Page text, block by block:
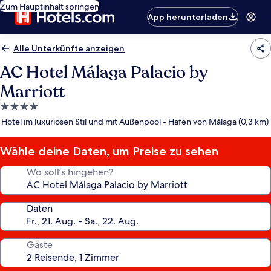
Zum Hauptinhalt springen
App herunterladen
Alle Unterkünfte anzeigen
AC Hotel Málaga Palacio by
Marriott
4.0-
Sterne-
Hotel im luxuriösen Stil und mit Außenpool - Hafen von Málaga (0,3 km)
Wähle deine Daten, um Preise zu sehen
Wo soll’s hingehen?
Daten
Gäste